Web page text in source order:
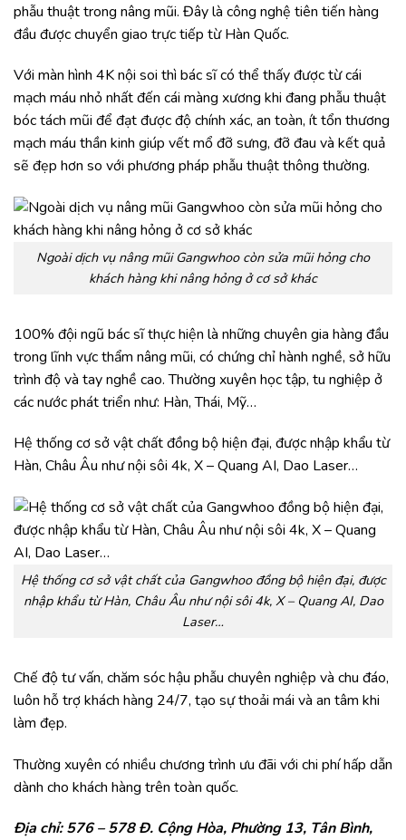
phẫu thuật trong nâng mũi. Đây là công nghệ tiên tiến hàng
đầu được chuyển giao trực tiếp từ Hàn Quốc.
Với màn hình 4K nội soi thì bác sĩ có thể thấy được từ cái
mạch máu nhỏ nhất đến cái màng xương khi đang phẫu thuật
bóc tách mũi để đạt được độ chính xác, an toàn, ít tổn thương
mạch máu thần kinh giúp vết mổ đỡ sưng, đỡ đau và kết quả
sẽ đẹp hơn so với phương pháp phẫu thuật thông thường.
Ngoài dịch vụ nâng mũi Gangwhoo còn sửa mũi hỏng cho
khách hàng khi nâng hỏng ở cơ sở khác
100% đội ngũ bác sĩ thực hiện là những chuyên gia hàng đầu
trong lĩnh vực thẩm nâng mũi, có chứng chỉ hành nghề, sở hữu
trình độ và tay nghề cao. Thường xuyên học tập, tu nghiệp ở
các nước phát triển như: Hàn, Thái, Mỹ…
Hệ thống cơ sở vật chất đồng bộ hiện đại, được nhập khẩu từ
Hàn, Châu Âu như nội sôi 4k, X – Quang AI, Dao Laser…
Hệ thống cơ sở vật chất của Gangwhoo đồng bộ hiện đại, được
nhập khẩu từ Hàn, Châu Âu như nội sôi 4k, X – Quang AI, Dao
Laser…
Chế độ tư vấn, chăm sóc hậu phẫu chuyên nghiệp và chu đáo,
luôn hỗ trợ khách hàng 24/7, tạo sự thoải mái và an tâm khi
làm đẹp.
Thường xuyên có nhiều chương trình ưu đãi với chi phí hấp dẫn
dành cho khách hàng trên toàn quốc.
Địa chỉ: 576 – 578 Đ. Cộng Hòa, Phường 13, Tân Bình,